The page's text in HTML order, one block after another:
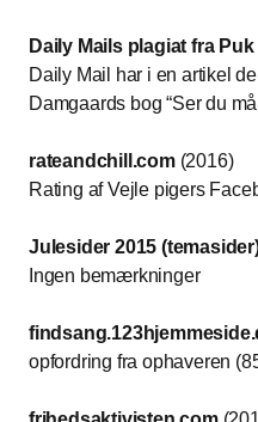
Daily Mails plagiat fra
Daily Mail har i en artikel
Damgaards bog “Ser du
rateandchill.com(2016)
Rating af Vejle pigers
Julesider 2015
Ingen bemærkninger
opfordring fra ophaveren